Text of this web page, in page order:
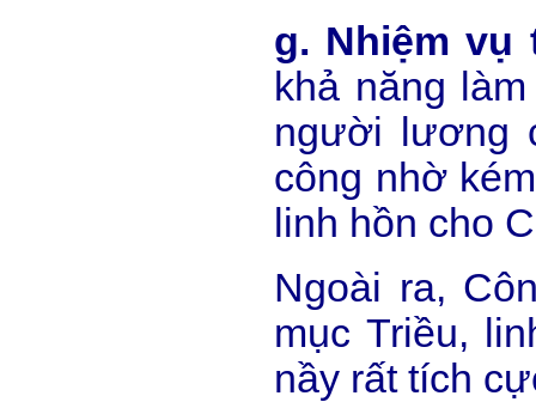
g. Nhiệm
khả năng
người lương
công nhờ
linh hồn cho
Ngoài ra,
mục Triều,
nầy rất tích